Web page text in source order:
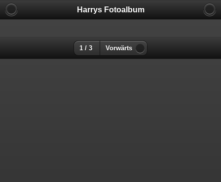
Harrys Fotoalbum
1 / 3 Vorwärts